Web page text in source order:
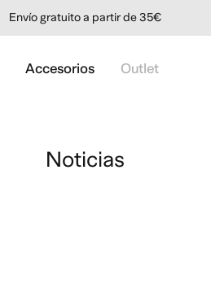
Envío gratuito a partir de 35€
Accesorios Outlet
Noticias